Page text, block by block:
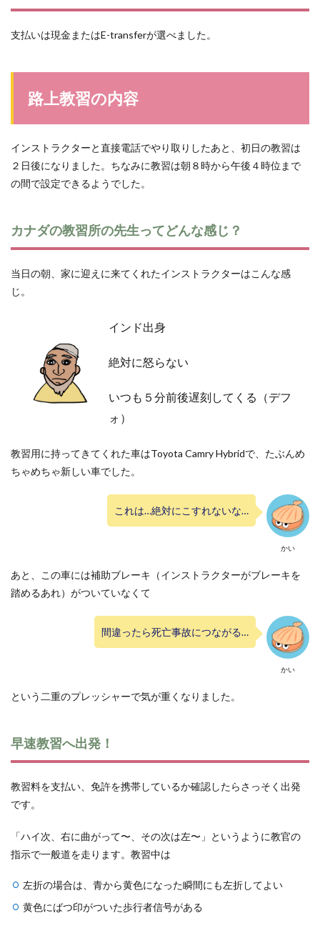
支払いは現金またはE-transferが選べました。
路上教習の内容
インストラクターと直接電話でやり取りしたあと、初日の教習は
２日後になりました。ちなみに教習は朝８時から午後４時位まで
の間で設定できるようでした。
カナダの教習所の先生ってどんな感じ？
当日の朝、家に迎えに来てくれたインストラクターはこんな感
じ。
インド出身
絶対に怒らない
いつも５分前後遅刻してくる（デフ
ォ）
教習用に持ってきてくれた車はToyota Camry Hybridで、たぶんめ
ちゃめちゃ新しい車でした。
かい
これは…絶対にこすれないな…
あと、この車には補助ブレーキ（インストラクターがブレーキを
踏めるあれ）がついていなくて
かい
間違ったら死亡事故につながる…
という二重のプレッシャーで気が重くなりました。
早速教習へ出発！
教習料を支払い、免許を携帯しているか確認したらさっそく出発
です。
「ハイ次、右に曲がって〜、その次は左〜」というように教官の
指示で一般道を走ります。教習中は
左折の場合は、青から黄色になった瞬間にも左折してよい
黄色にばつ印がついた歩行者信号がある